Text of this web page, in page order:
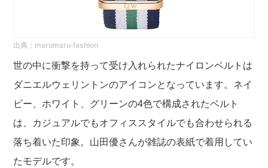
出典： marumaru-fashion
世の中に衝撃を持って受け入れられたナイロンベルトは
ダニエルウェリントンのアイコンとなっています。ネイ
ビー、ホワイト、グリーンの4色で構成されたベルト
は、カジュアルでもオフィススタイルでも合わせられる
落ち着いた印象。山田優さんが雑誌の表紙で着用してい
たモデルです。